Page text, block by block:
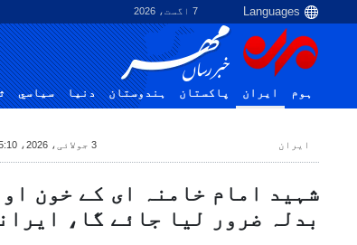
7 اگست، 2026
ہوم ایران پاکستان ہندوستان دنیا سياسي
ایران 3 جولائی، 2026، 5:10 PM
شہید امام خامنہ ای کے خون
بدلہ ضرور لیا جائے گا،